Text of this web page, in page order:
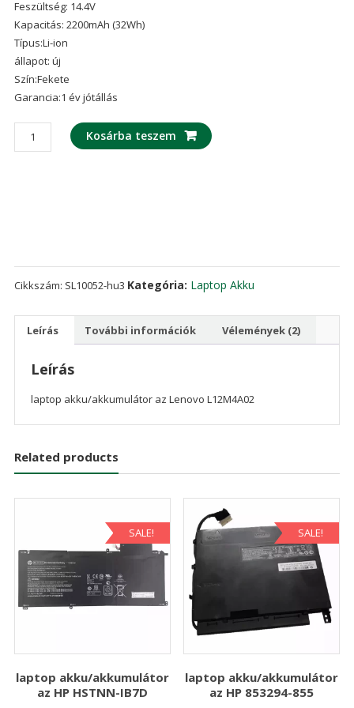
ből,
értékelés
alapján
Feszültség: 14.4V
Kapacitás: 2200mAh (32Wh)
Típus:Li-ion
állapot: új
Szín:Fekete
Garancia:1 év jótállás
laptop
akku/akkumulátor
Kosárba teszem
Cikkszám: SL10052-hu3 Kategória: Laptop Akku
Leírás További információk Vélemények (2)
Leírás
laptop akku/akkumulátor az Lenovo L12M4A02
Related products
SALE!
laptop akku/akkumulátor
az HP HSTNN-IB7D
SALE!
laptop akku/akkumulátor
az HP 853294-855